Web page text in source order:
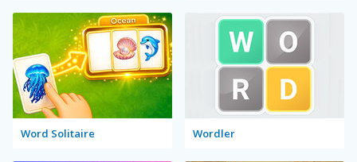
Word Solitaire Wordler